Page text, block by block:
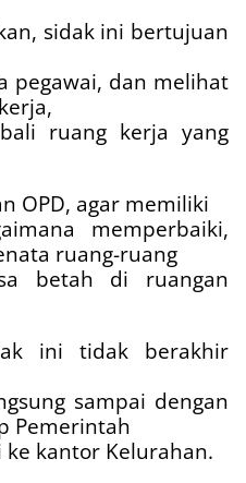
sidak ini bertujuan
pegawai, dan melihat
ruang kerja yang
OPD, agar memiliki
memperbaiki,
ruang-ruang
betah di ruangan
ini tidak berakhir
sampai dengan
Pemerintah
kantor Kelurahan.